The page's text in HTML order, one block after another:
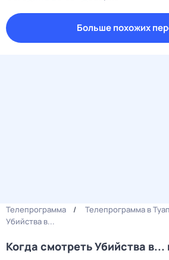
Больше похожих
Телепрограмма Телепрограмма в
Убийства в...
Когда смотреть Убийства в...